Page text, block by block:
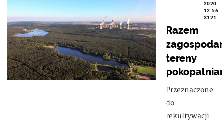
2020
12:56
3121
Razem
tereny
Przeznaczone
do
rekultywacji